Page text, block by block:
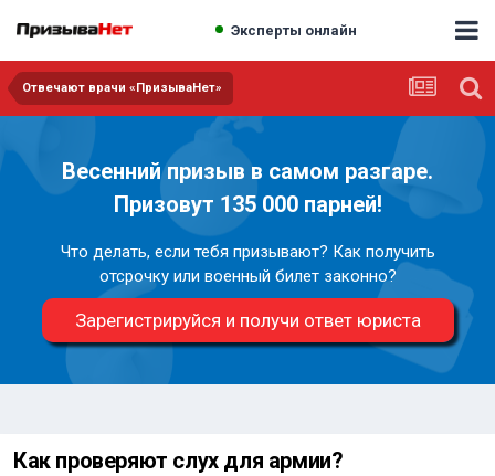
Эксперты онлайн
Отвечают врачи «ПризываНет»
Весенний призыв в самом разгаре.
Призовут 135 000 парней!
Что делать, если тебя призывают? Как получить
отсрочку или военный билет законно?
Зарегистрируйся и получи ответ юриста
Как проверяют слух для армии?